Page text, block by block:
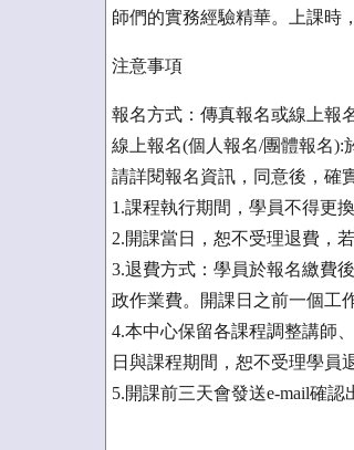
師們的實務經驗精華。上課時
注意事項
報名方式：傳真報名或線上
線上報名(個人報名/團體報名):
請詳閱報名資訊，同意後，確
1.課程執行期間，學員不得更
2.開課當日，恕不受理退費，
3.退費方式：學員於報名繳費
政作業費。開課日之前一個工
4.本中心保留各課程調整講師
日與課程期間，恕不受理學員
5.開課前三天會發送e-mail確認